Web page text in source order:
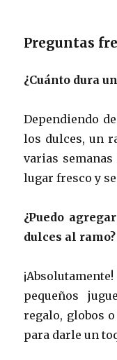
Preguntas
¿Cuánto dura
Dependiendo
los dulces, un
varias
lugar fresco y
¿Puedo
dulces al ramo?
pequeños
regalo, globos
para darle un